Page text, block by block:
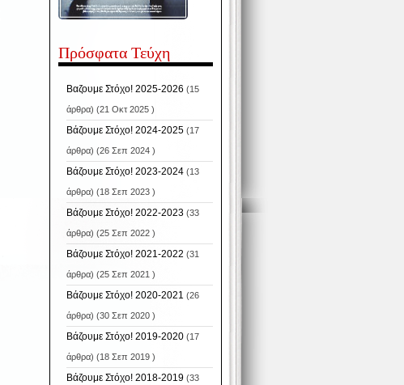
Πρόσφατα Τεύχη
Βαζουμε Στόχο! 2025-2026 (15
άρθρα) (21 Οκτ 2025 )
Βάζουμε Στόχο! 2024-2025(17
άρθρα) (26 Σεπ 2024 )
Βάζουμε Στόχο! 2023-2024(13
άρθρα) (18 Σεπ 2023 )
Βάζουμε Στόχο! 2022-2023(33
άρθρα) (25 Σεπ 2022 )
Βάζουμε Στόχο! 2021-2022 (31
άρθρα) (25 Σεπ 2021 )
Βάζουμε Στόχο! 2020-2021 (26
άρθρα) (30 Σεπ 2020 )
Βάζουμε Στόχο! 2019-2020(17
άρθρα) (18 Σεπ 2019 )
Βάζουμε Στόχο! 2018-2019(33